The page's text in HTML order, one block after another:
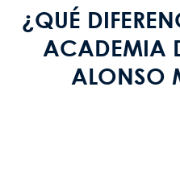
¿QUÉ
ACADEMIA
ALONSO